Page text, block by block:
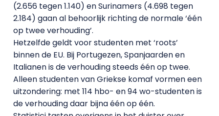
(2.656 tegen 1.140) en Surinamers (4.698 tegen
2.184) gaan al behoorlijk richting de normale ‘één
op twee verhouding’.
Hetzelfde geldt voor studenten met ‘roots’
binnen de EU. Bij Portugezen, Spanjaarden en
Italianen is de verhouding steeds één op twee.
Alleen studenten van Griekse komaf vormen een
uitzondering: met 114 hbo- en 94 wo-studenten is
de verhouding daar bijna één op één.